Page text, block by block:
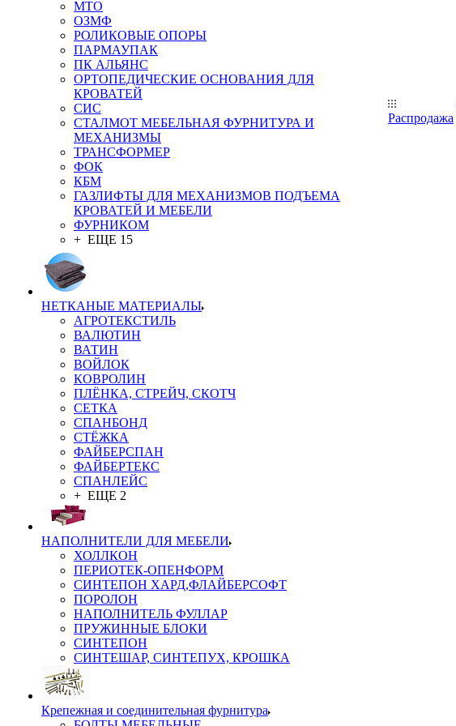
MTO
ОЗМФ
РОЛИКОВЫЕ ОПОРЫ
ПАРМАУПАК
ПК АЛЬЯНС
ОРТОПЕДИЧЕСКИЕ ОСНОВАНИЯ ДЛЯ
КРОВАТЕЙ
СИС
СТАЛМОТ МЕБЕЛЬНАЯ ФУРНИТУРА И
МЕХАНИЗМЫ
ТРАНСФОРМЕР
ФОК
КБМ
ГАЗЛИФТЫ ДЛЯ МЕХАНИЗМОВ ПОДЪЕМА
КРОВАТЕЙ И МЕБЕЛИ
ФУРНИКОМ
+ ЕЩЕ 15
НЕТКАНЫЕ МАТЕРИАЛЫ
АГРОТЕКСТИЛЬ
ВАЛЮТИН
ВАТИН
ВОЙЛОК
КОВРОЛИН
ПЛЁНКА, СТРЕЙЧ, СКОТЧ
СЕТКА
СПАНБОНД
СТЁЖКА
ФАЙБЕРСПАН
ФАЙБЕРТЕКС
СПАНЛЕЙС
+ ЕЩЕ 2
НАПОЛНИТЕЛИ ДЛЯ МЕБЕЛИ
ХОЛЛКОН
ПЕРИОТЕК-ОПЕНФОРМ
СИНТЕПОН ХАРД,ФЛАЙБЕРСОФТ
ПОРОЛОН
НАПОЛНИТЕЛЬ ФУЛЛАР
ПРУЖИННЫЕ БЛОКИ
СИНТЕПОН
СИНТЕШАР, СИНТЕПУХ, КРОШКА
Крепежная и соединительная фурнитура
Распродажа